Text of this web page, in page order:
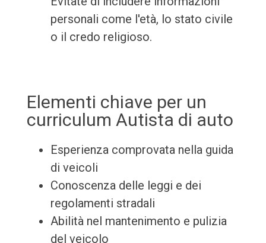
personali come l'età, lo stato civile
o il credo religioso.
Elementi chiave per un
curriculum Autista di auto
Esperienza comprovata nella guida
di veicoli
Conoscenza delle leggi e dei
regolamenti stradali
Abilità nel mantenimento e pulizia
del veicolo